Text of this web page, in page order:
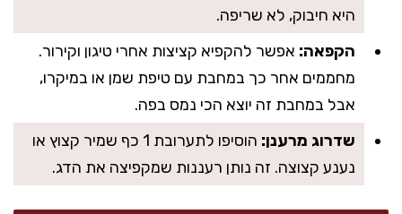
היא חיבוק, לא שריפה.
הקפאה: אפשר להקפיא קציצות אחרי טיגון וקירור.
מחממים אחר כך במחבת עם טיפת שמן או במיקרו,
אבל במחבת זה יוצא הכי נמס בפה.
שדרוג מרענן:
הוסיפו לתערובת 1 כף שמיר קצוץ או
נענע קצוצה. זה נותן רעננות שמקפיצה את הדג.